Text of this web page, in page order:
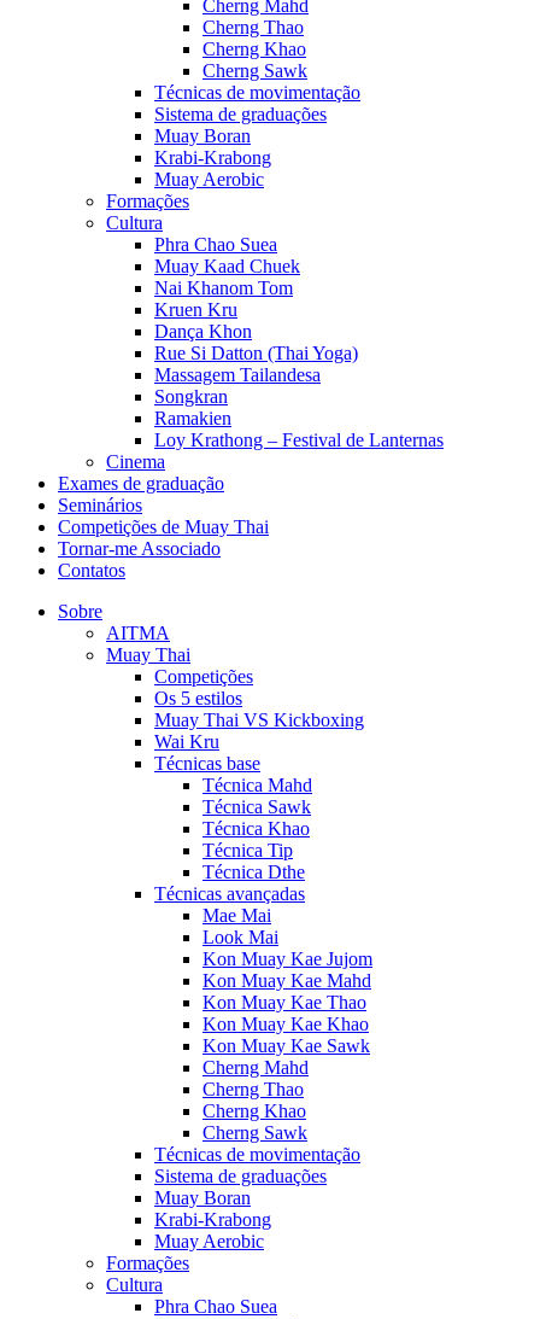
Cherng Mahd
Cherng Thao
Cherng Khao
Cherng Sawk
Técnicas de movimentação
Sistema de graduações
Muay Boran
Krabi-Krabong
Muay Aerobic
Formações
Cultura
Phra Chao Suea
Muay Kaad Chuek
Nai Khanom Tom
Kruen Kru
Dança Khon
Rue Si Datton (Thai Yoga)
Massagem Tailandesa
Songkran
Ramakien
Loy Krathong – Festival de Lanternas
Cinema
Exames de graduação
Seminários
Competições de Muay Thai
Tornar-me Associado
Contatos
Sobre
AITMA
Muay Thai
Competições
Os 5 estilos
Muay Thai VS Kickboxing
Wai Kru
Técnicas base
Técnica Mahd
Técnica Sawk
Técnica Khao
Técnica Tip
Técnica Dthe
Técnicas avançadas
Mae Mai
Look Mai
Kon Muay Kae Jujom
Kon Muay Kae Mahd
Kon Muay Kae Thao
Kon Muay Kae Khao
Kon Muay Kae Sawk
Cherng Mahd
Cherng Thao
Cherng Khao
Cherng Sawk
Técnicas de movimentação
Sistema de graduações
Muay Boran
Krabi-Krabong
Muay Aerobic
Formações
Cultura
Phra Chao Suea